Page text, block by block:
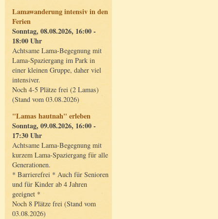
Lamawanderung intensiv in den
Ferien
Sonntag, 08.08.2026, 16:00 -
18:00 Uhr
Achtsame Lama-Begegnung mit
Lama-Spaziergang im Park in
einer kleinen Gruppe, daher viel
intensiver.
Noch 4-5 Plätze frei (2 Lamas)
(Stand vom 03.08.2026)
"Lamas hautnah" erleben
Sonntag, 09.08.2026, 16:00 -
17:30 Uhr
Achtsame Lama-Begegnung mit
kurzem Lama-Spaziergang für alle
Generationen.
* Barrierefrei * Auch für Senioren
und für Kinder ab 4 Jahren
geeignet *
Noch 8 Plätze frei (Stand vom
03.08.2026)